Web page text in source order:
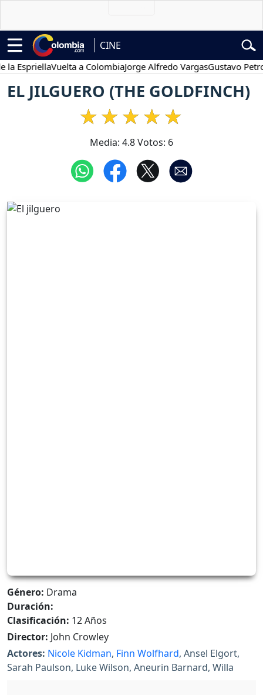
CINE
Vuelta a ColombiaJorge Alfredo VargasGustavo Petro
EL JILGUERO (THE GOLDFINCH)
Media: 4.8Votos: 6
Género: Drama
Duración:
Clasificación: 12 Años
Director: John Crowley
Actores: Nicole Kidman, Finn Wolfhard, Ansel Elgort,
Sarah Paulson, Luke Wilson, Aneurin Barnard, Willa